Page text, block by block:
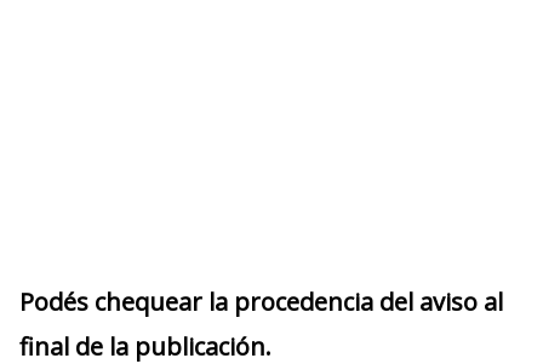
Podés chequear la procedencia del aviso al
final de la publicación.